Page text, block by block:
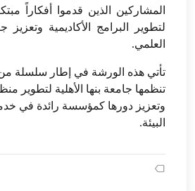
المشاركين الذين قدموا أفكاراً
لتطوير البرامج الأكاديمية وتعزيز
العلمي.
تأتي هذه الورشة في إطار سلسلة من
تنظمها جامعة بنها الأهلية لتطوير
وتعزيز دورها كمؤسسة رائدة في
البيئة.